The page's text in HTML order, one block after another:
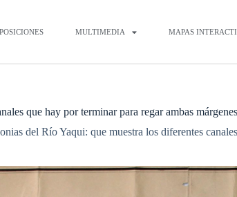
MULTIMEDIA MAPAS
que hay por terminar para regar ambas márgenes
del Río Yaqui: que muestra los diferentes